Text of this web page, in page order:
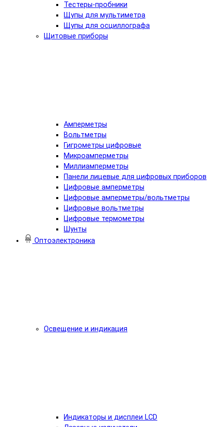
Тестеры-пробники
Щупы для мультиметра
Щупы для осциллографа
Щитовые приборы
Амперметры
Вольтметры
Гигрометры цифровые
Микроамперметры
Миллиамперметры
Панели лицевые для цифровых приборов
Цифровые амперметры
Цифровые амперметры/вольтметры
Цифровые вольтметры
Цифровые термометры
Шунты
Оптоэлектроника
Освещение и индикация
Индикаторы и дисплеи LCD